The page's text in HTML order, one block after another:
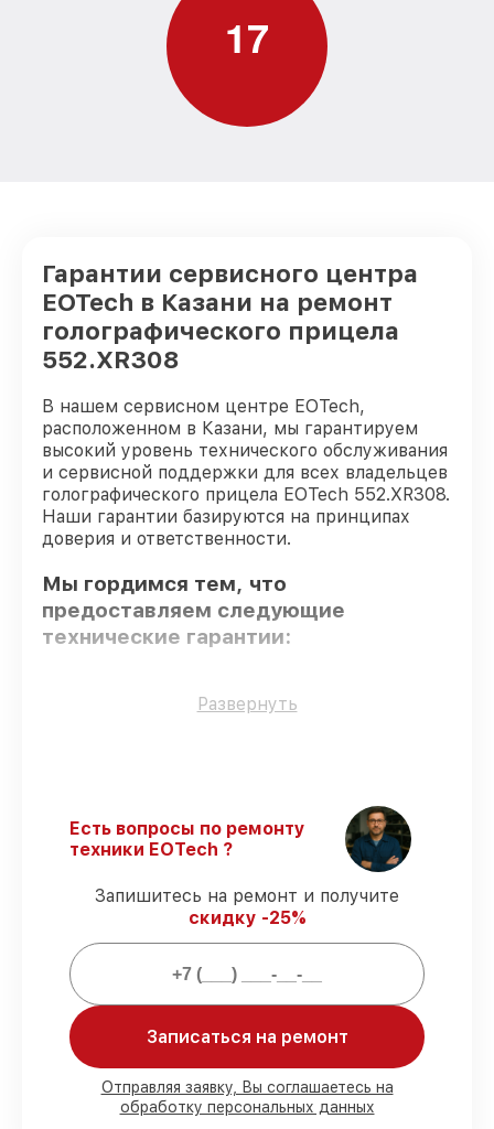
17
Гарантии сервисного центра
EOTech в Казани на ремонт
голографического прицела
552.XR308
В нашем сервисном центре EOTech,
расположенном в Казани, мы гарантируем
высокий уровень технического обслуживания
и сервисной поддержки для всех владельцев
голографического прицела EOTech 552.XR308.
Наши гарантии базируются на принципах
доверия и ответственности.
Мы гордимся тем, что
предоставляем следующие
технические гарантии:
Только фирменные комплектующие
проверенные специалисты с опытом и
сертификацией.
Выполнение работ вовремя
–
соблюдаем сроки восстановления
голографического прицела 552.XR308,
согласованные с клиентом.
Гарантийное обслуживание–
обслуживаем голографических прицелов
всегда со строгим соблюдением
гарантийных обязательств.
Мы гарантируем:
Развернуть
Есть вопросы по ремонту
техники EOTech ?
Запишитесь на ремонт и получите
скидку -25%
Записаться на ремонт
Отправляя заявку, Вы соглашаетесь на
обработку персональных данных